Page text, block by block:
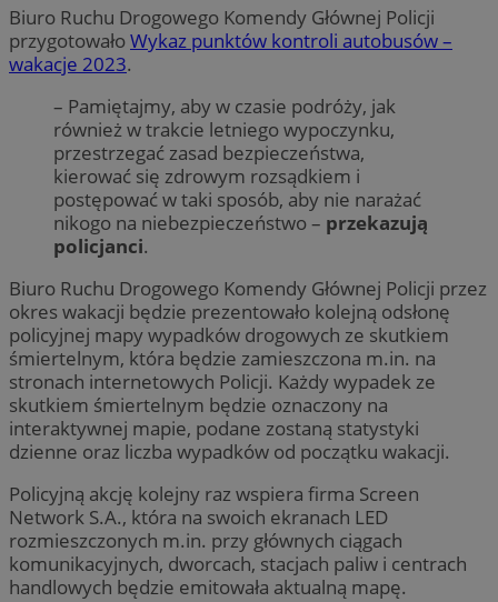
Biuro Ruchu Drogowego Komendy Głównej Policji
przygotowałoWykaz punktów kontroli autobusów –
wakacje 2023.
– Pamiętajmy, aby w czasie podróży, jak
również w trakcie letniego wypoczynku,
przestrzegać zasad bezpieczeństwa,
kierować się zdrowym rozsądkiem i
postępować w taki sposób, aby nie narażać
nikogo na niebezpieczeństwo – przekazują
policjanci.
Biuro Ruchu Drogowego Komendy Głównej Policji przez
okres wakacji będzie prezentowało kolejną odsłonę
policyjnej mapy wypadków drogowych ze skutkiem
śmiertelnym, która będzie zamieszczona m.in. na
stronach internetowych Policji. Każdy wypadek ze
skutkiem śmiertelnym będzie oznaczony na
interaktywnej mapie, podane zostaną statystyki
dzienne oraz liczba wypadków od początku wakacji.
Policyjną akcję kolejny raz wspiera firma Screen
Network S.A., która na swoich ekranach LED
rozmieszczonych m.in. przy głównych ciągach
komunikacyjnych, dworcach, stacjach paliw i centrach
handlowych będzie emitowała aktualną mapę.